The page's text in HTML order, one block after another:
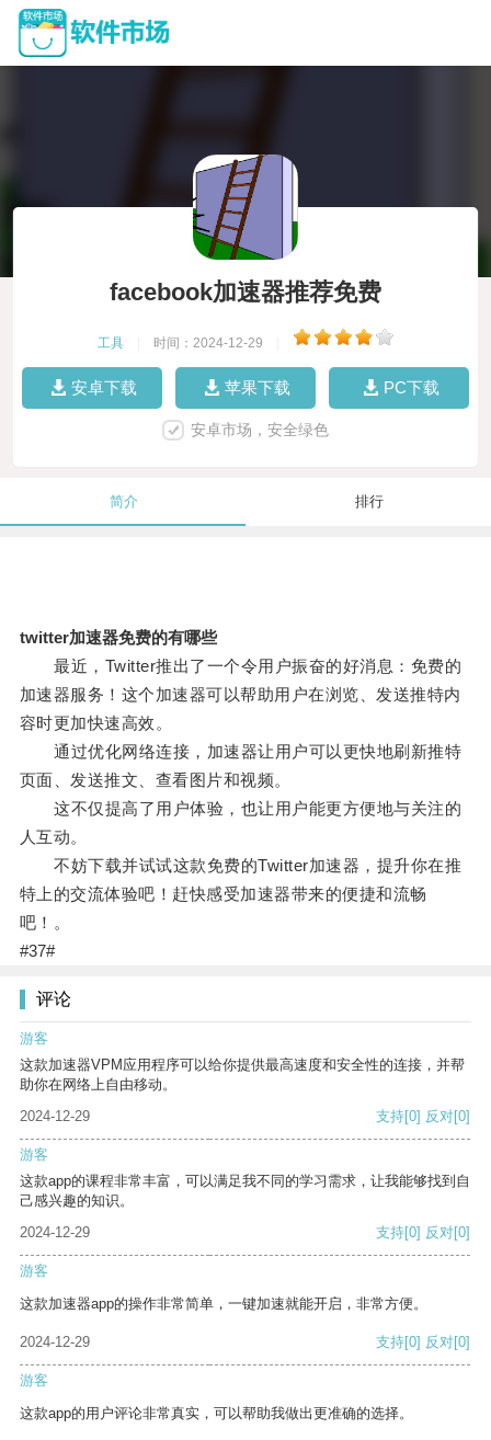
facebook加速器推荐免费
工具 时间：2024-12-29
安卓下载 苹果下载 PC下载
安卓市场，安全绿色
简介 排行
twitter加速器免费的有哪些
最近，Twitter推出了一个令用户振奋的好消息：免费的
加速器服务！这个加速器可以帮助用户在浏览、发送推特内
容时更加快速高效。
通过优化网络连接，加速器让用户可以更快地刷新推特
页面、发送推文、查看图片和视频。
这不仅提高了用户体验，也让用户能更方便地与关注的
人互动。
不妨下载并试试这款免费的Twitter加速器，提升你在推
特上的交流体验吧！赶快感受加速器带来的便捷和流畅
吧！。
#37#
评论
游客
这款加速器VPM应用程序可以给你提供最高速度和安全性的连接，并帮
助你在网络上自由移动。
2024-12-29
支持[0] 反对[0]
游客
这款app的课程非常丰富，可以满足我不同的学习需求，让我能够找到自
己感兴趣的知识。
2024-12-29
支持[0] 反对[0]
游客
这款加速器app的操作非常简单，一键加速就能开启，非常方便。
2024-12-29 支持[0] 反对[0]
游客
这款app的用户评论非常真实，可以帮助我做出更准确的选择。